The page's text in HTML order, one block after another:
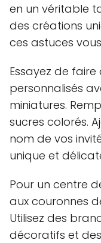
en un véritable
des créations
ces astuces
Essayez de
personnalisés
miniatures.
sucres colorés.
nom de vos
unique et
Pour un centre
aux couronnes
Utilisez des
décoratifs et